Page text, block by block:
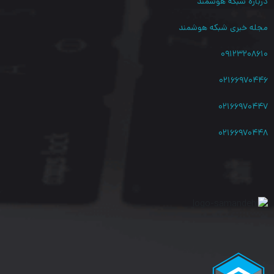
مجله خبری شبکه هوشمند
۰۹۱۲۳۲۰۸۶۱۰
۰۲۱۶۶۹۷۰۴۴۶
۰۲۱۶۶۹۷۰۴۴۷
۰۲۱۶۶۹۷۰۴۴۸